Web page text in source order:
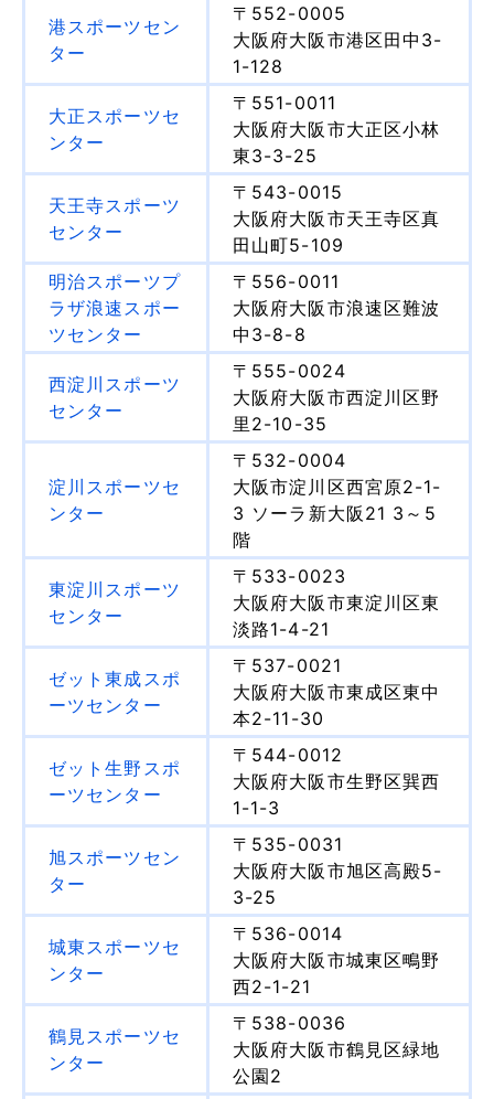
港スポーツセン
ター
〒552-0005
大阪府大阪市港区田中3-
1-128
大正スポーツセ
ンター
〒551-0011
大阪府大阪市大正区小林
東3-3-25
天王寺スポーツ
センター
〒543-0015
大阪府大阪市天王寺区真
田山町5-109
明治スポーツプ
ラザ浪速スポー
ツセンター
〒556-0011
大阪府大阪市浪速区難波
中3-8-8
西淀川スポーツ
センター
〒555-0024
大阪府大阪市西淀川区野
里2-10-35
淀川スポーツセ
ンター
〒532-0004
大阪市淀川区西宮原2-1-
3 ソーラ新大阪21 3～5
階
東淀川スポーツ
センター
〒533-0023
大阪府大阪市東淀川区東
淡路1-4-21
ゼット東成スポ
ーツセンター
〒537-0021
大阪府大阪市東成区東中
本2-11-30
ゼット生野スポ
ーツセンター
〒544-0012
大阪府大阪市生野区巽西
1-1-3
旭スポーツセン
ター
〒535-0031
大阪府大阪市旭区高殿5-
3-25
城東スポーツセ
ンター
〒536-0014
大阪府大阪市城東区鴫野
西2-1-21
鶴見スポーツセ
ンター
〒538-0036
大阪府大阪市鶴見区緑地
公園2